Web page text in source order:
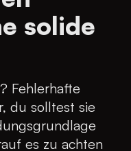
solide
Fehlerhafte
du solltest sie
es zu achten